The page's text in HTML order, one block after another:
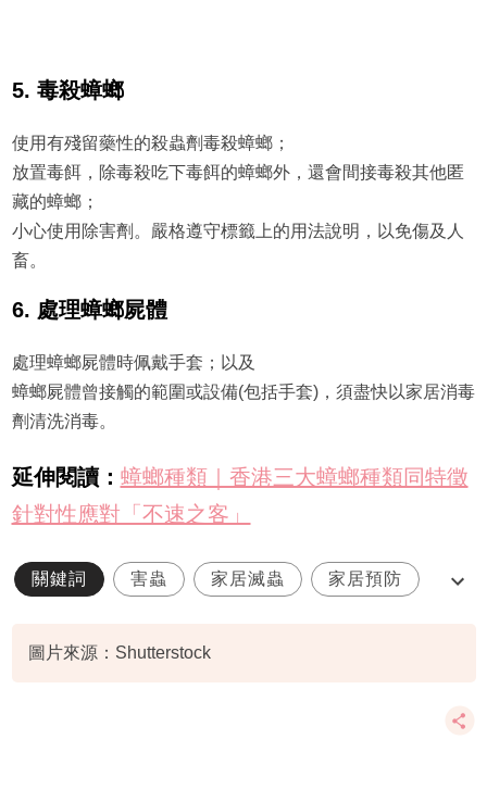
5. 毒殺蟑螂
使用有殘留藥性的殺蟲劑毒殺蟑螂；
放置毒餌，除毒殺吃下毒餌的蟑螂外，還會間接毒殺其他匿
藏的蟑螂；
小心使用除害劑。嚴格遵守標籤上的用法說明，以免傷及人
畜。
6. 處理蟑螂屍體
處理蟑螂屍體時佩戴手套；以及
蟑螂屍體曾接觸的範圍或設備(包括手套)，須盡快以家居消毒
劑清洗消毒。
延伸閱讀： 蟑螂種類｜香港三大蟑螂種類同特徵
針對性應對「不速之客」
關鍵詞 害蟲 家居滅蟲 家居預防
圖片來源：Shutterstock